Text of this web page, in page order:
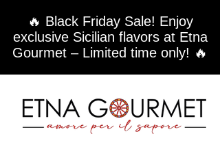
🔥 Black Friday Sale! Enjoy
exclusive Sicilian flavors at Etna
Gourmet – Limited time only! 🔥